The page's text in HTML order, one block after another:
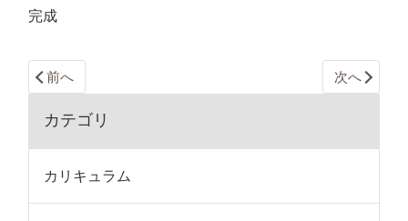
完成
前へ 次へ
カテゴリ
カリキュラム